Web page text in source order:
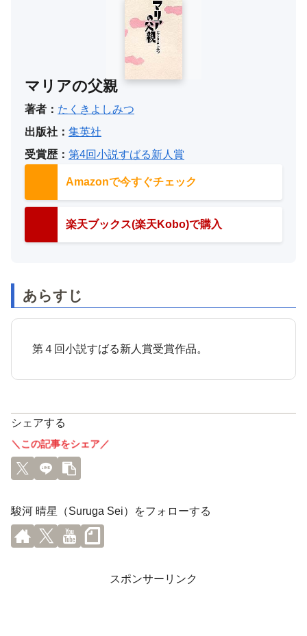
マリアの父親
著者： たくきよしみつ
出版社： 集英社
受賞歴： 第4回小説すばる新人賞
Amazonで今すぐチェック
楽天ブックス(楽天Kobo)で購入
あらすじ
第４回小説すばる新人賞受賞作品。
シェアする
＼この記事をシェア／
駿河 晴星（Suruga Sei）をフォローする
スポンサーリンク